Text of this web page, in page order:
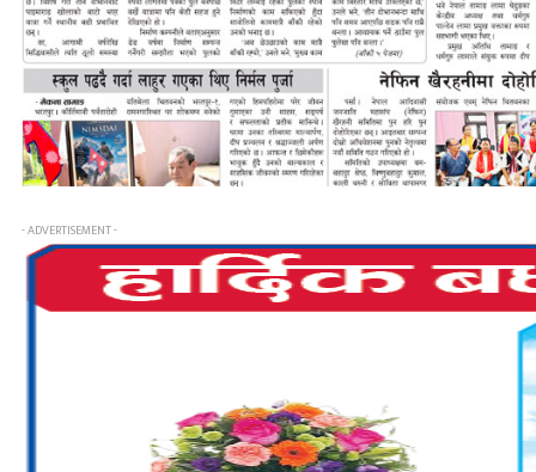
- ADVERTISEMENT -